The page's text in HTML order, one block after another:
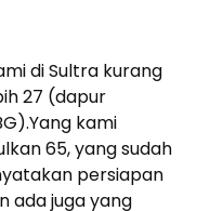
di Sultra kurang
27 (dapur
kami
65, yang sudah
persiapan
ada juga yang